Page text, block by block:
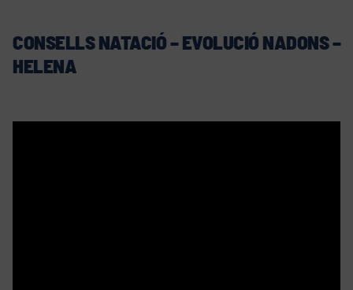
CONSELLS NATACIÓ – EVOLUCIÓ NADONS –
HELENA